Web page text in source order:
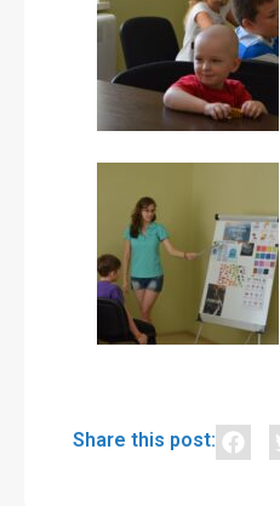
Share this post: